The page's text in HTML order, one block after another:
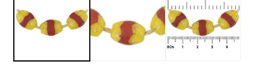
dans
une
fenêtre